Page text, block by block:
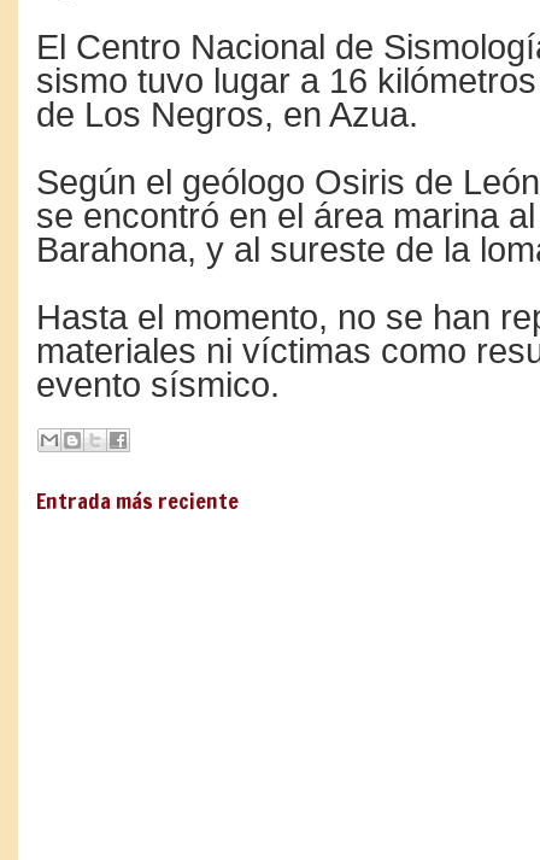
El Centro Nacional de
sismo tuvo lugar a 16
de Los Negros, en Azua.
Según el geólogo Osiris de
se encontró en el área marina
Barahona, y al sureste de la
Hasta el momento, no se han
materiales ni víctimas como
evento sísmico.
Entrada más reciente